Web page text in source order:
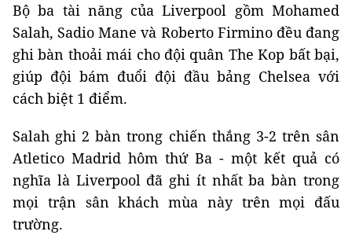
Bộ ba tài năng của Liverpool gồm Mohamed
Salah, Sadio Mane và Roberto Firmino đều đang
ghi bàn thoải mái cho đội quân The Kop bất bại,
giúp đội bám đuổi đội đầu bảng Chelsea với
cách biệt 1 điểm.
Salah ghi 2 bàn trong chiến thắng 3-2 trên sân
Atletico Madrid hôm thứ Ba - một kết quả có
nghĩa là Liverpool đã ghi ít nhất ba bàn trong
mọi trận sân khách mùa này trên mọi đấu
trường.